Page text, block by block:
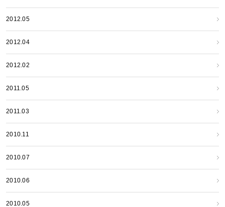
2012.05
2012.04
2012.02
2011.05
2011.03
2010.11
2010.07
2010.06
2010.05